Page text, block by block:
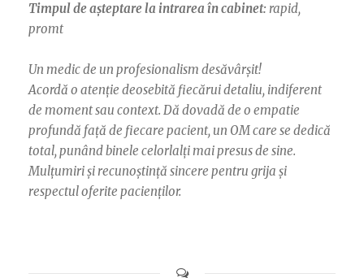
Timpul de așteptare la intrarea în cabinet: rapid,
promt
Un medic de un profesionalism desăvârșit!
Acordă o atenție deosebită fiecărui detaliu, indiferent
de moment sau context. Dă dovadă de o empatie
profundă față de fiecare pacient, un OM care se dedică
total, punând binele celorlalți mai presus de sine.
Mulțumiri și recunoștință sincere pentru grija și
respectul oferite pacienților.